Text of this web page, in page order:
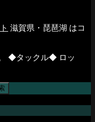
滋賀県・琵琶湖 はコ
◆タックル◆ ロッ